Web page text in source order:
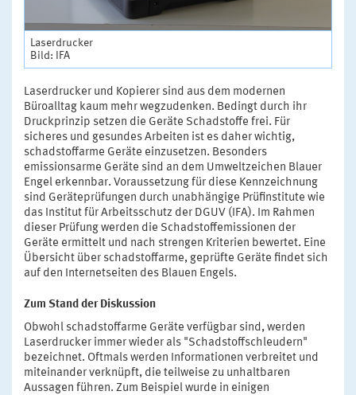
Laserdrucker
Bild: IFA
Laserdrucker und Kopierer sind aus dem modernen
Büroalltag kaum mehr wegzudenken. Bedingt durch ihr
Druckprinzip setzen die Geräte Schadstoffe frei. Für
sicheres und gesundes Arbeiten ist es daher wichtig,
schadstoffarme Geräte einzusetzen. Besonders
emissionsarme Geräte sind an dem Umweltzeichen Blauer
Engel erkennbar. Voraussetzung für diese Kennzeichnung
sind Geräteprüfungen durch unabhängige Prüfinstitute wie
das Institut für Arbeitsschutz der DGUV (IFA). Im Rahmen
dieser Prüfung werden die Schadstoffemissionen der
Geräte ermittelt und nach strengen Kriterien bewertet. Eine
Übersicht über schadstoffarme, geprüfte Geräte findet sich
auf den Internetseiten des Blauen Engels.
Zum Stand der Diskussion
Obwohl schadstoffarme Geräte verfügbar sind, werden
Laserdrucker immer wieder als "Schadstoffschleudern"
bezeichnet. Oftmals werden Informationen verbreitet und
miteinander verknüpft, die teilweise zu unhaltbaren
Aussagen führen. Zum Beispiel wurde in einigen